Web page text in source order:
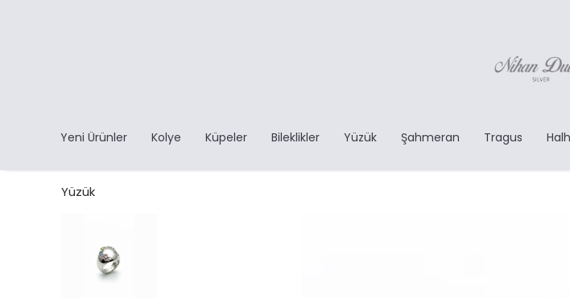
Yeni Ürünler Kolye Küpeler Bileklikler Yüzük Şahmeran Tragus
Yüzük